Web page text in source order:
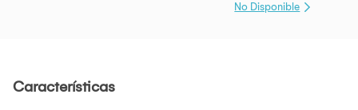
No Disponible
Características